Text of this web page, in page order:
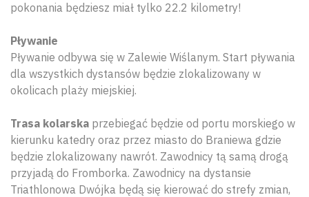
pokonania będziesz miał tylko 22.2 kilometry!
Pływanie
Pływanie odbywa się w Zalewie Wiślanym. Start pływania
dla wszystkich dystansów będzie zlokalizowany w
okolicach plaży miejskiej.
Trasa kolarska przebiegać będzie od portu morskiego w
kierunku katedry oraz przez miasto do Braniewa gdzie
będzie zlokalizowany nawrót. Zawodnicy tą samą drogą
przyjadą do Fromborka. Zawodnicy na dystansie
Triathlonowa Dwójka będą się kierować do strefy zmian,